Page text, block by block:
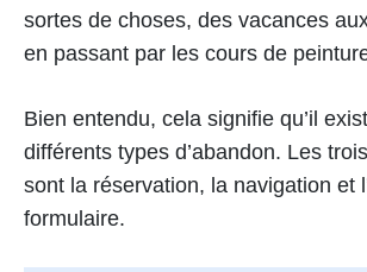
sortes de choses, des vacances
en passant par les cours de
Bien entendu, cela signifie qu’il
différents types d’abandon. Les
sont la réservation, la navigation et
formulaire.